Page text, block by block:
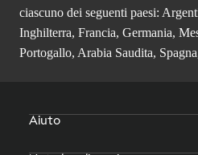
ciascuno dei seguenti paesi:
Inghilterra, Francia, Germania,
Portogallo, Arabia Saudita,
Aiuto